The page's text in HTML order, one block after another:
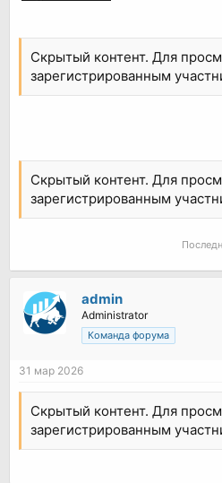
Скрытый контент. Для
зарегистрированным
Скрытый контент. Для
зарегистрированным
admin
Administrator
Команда форума
31 мар 2026
Скрытый контент. Для
зарегистрированным